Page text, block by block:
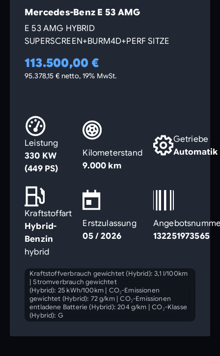
Mercedes-Benz E 53 AMG
E 53 AMG HYBRID
SUPERSCREEN+BURM4D+PERF SITZE
113.500,00 €
95.378,15 € netto, 19% MwSt.
Leistung
330 KW
(449 PS)
Kilometerstand
9.000 km
Getriebe
Automatik
Kraftstoffart
Hybrid-
Benzin
Erstzulassung
05 / 2026
132251973565
hybrid
Kraftstoffverbrauch gewichtet (Hybrid): 3,1 l/100km
|Stromverbrauch gewichtet
(Hybrid): 25 kWh/100km| CO₂-Emissionen
gewichtet (Hybrid): 72 g/km|CO₂-Emissionen
entladene Batterie (Hybrid): 204 g/km |CO₂-Klasse
(Hybrid): G